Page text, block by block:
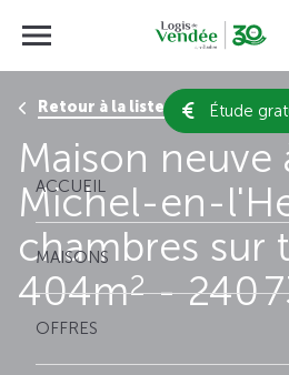
Étude
ACCUEIL
MAISONS
OFFRES
Retour à la liste des résultats
Maison neuve
Michel-en-
chambres sur
404m2- 240